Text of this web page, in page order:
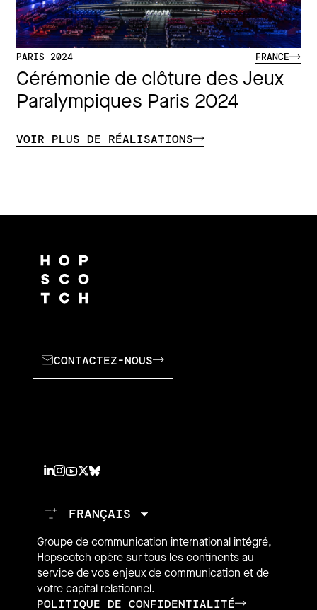
PARIS 2024 FRANCE
Cérémonie de clôture des Jeux
Paralympiques Paris 2024
VOIR PLUS DE RÉALISATIONS
CONTACTEZ-NOUS
Groupe de communication international intégré,
Hopscotch opère sur tous les continents au
service de vos enjeux de communication et de
votre capital relationnel.
POLITIQUE DE CONFIDENTIALITÉ